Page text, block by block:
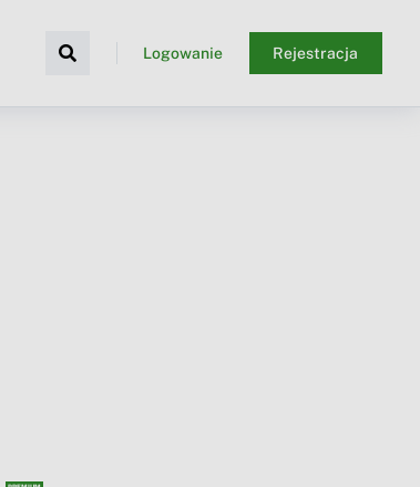
Logowanie Rejestracja